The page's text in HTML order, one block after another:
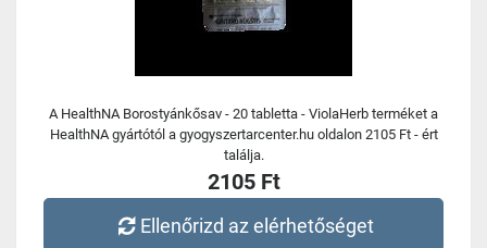
A HealthNA Borostyánkősav - 20 tabletta - ViolaHerb terméket a
HealthNA gyártótól a gyogyszertarcenter.hu oldalon 2105 Ft - ért
találja.
2105 Ft
Ellenőrizd az elérhetőséget